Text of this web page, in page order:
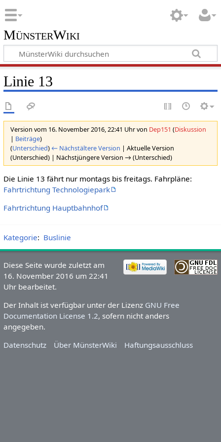
MünsterWiki
Linie 13
Version vom 16. November 2016, 22:41 Uhr von Dep151 (Diskussion
| Beiträge)
(Unterschied) ← Nächstältere Version | Aktuelle Version
(Unterschied) | Nächstjüngere Version → (Unterschied)
Die Linie 13 fährt nur montags bis freitags. Fahrpläne:
Fahrtrichtung Technologiepark
Fahrtrichtung Hauptbahnhof
Kategorie: Buslinie
Diese Seite wurde zuletzt am
16. November 2016 um 22:41
Uhr bearbeitet.
Der Inhalt ist verfügbar unter der Lizenz GNU Free
Documentation License 1.2, sofern nicht anders
angegeben.
Datenschutz
Über MünsterWiki Haftungsausschluss